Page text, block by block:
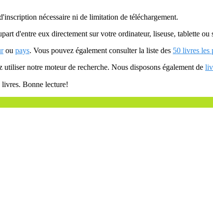
nécessaire ni de limitation de téléchargement.
d'entre eux directement sur votre ordinateur, liseuse, tablette ou
ou pays. Vous pouvez également consulter la liste des 50 livres les
notre moteur de recherche. Nous disposons également de
Bonne lecture!